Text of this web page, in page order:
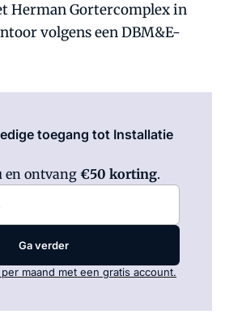
Herman Gortercomplex in
volgens een DBM&E-
toegang tot Installatie
en ontvang €50 korting.
Ga verder
maand met een gratis account.